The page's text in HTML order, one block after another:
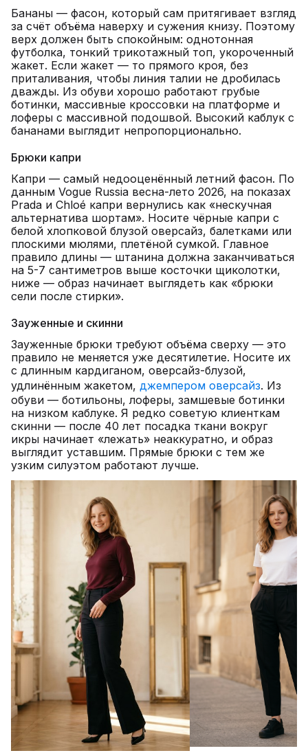
Бананы — фасон, который сам притягивает взгляд
за счёт объёма наверху и сужения книзу. Поэтому
верх должен быть спокойным: однотонная
футболка, тонкий трикотажный топ, укороченный
жакет. Если жакет — то прямого кроя, без
приталивания, чтобы линия талии не дробилась
дважды. Из обуви хорошо работают грубые
ботинки, массивные кроссовки на платформе и
лоферы с массивной подошвой. Высокий каблук с
бананами выглядит непропорционально.
Брюки капри
Капри — самый недооценённый летний фасон. По
данным Vogue Russia весна-лето 2026, на показах
Prada и Chloé капри вернулись как «нескучная
альтернатива шортам». Носите чёрные капри с
белой хлопковой блузой оверсайз, балетками или
плоскими мюлями, плетёной сумкой. Главное
правило длины — штанина должна заканчиваться
на 5-7 сантиметров выше косточки щиколотки,
ниже — образ начинает выглядеть как «брюки
сели после стирки».
Зауженные и скинни
Зауженные брюки требуют объёма сверху — это
правило не меняется уже десятилетие. Носите их
с длинным кардиганом, оверсайз-блузой,
удлинённым жакетом, джемпером оверсайз. Из
обуви — ботильоны, лоферы, замшевые ботинки
на низком каблуке. Я редко советую клиенткам
скинни — после 40 лет посадка ткани вокруг
икры начинает «лежать» неаккуратно, и образ
выглядит уставшим. Прямые брюки с тем же
узким силуэтом работают лучше.